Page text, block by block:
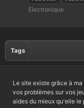
Electronique
Tags
Le site existe grâce à
vos problèmes sur vos
aides du mieux qu'elle